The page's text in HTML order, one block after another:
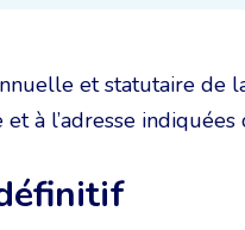
et statutaire de
à l’adresse indiquées